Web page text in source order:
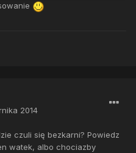
2014
czuli się bezkarni? Powiedz
watek, albo chociazby